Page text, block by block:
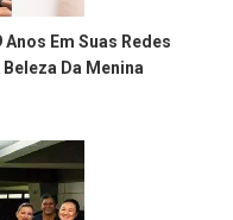
Em Suas Redes
Da Menina